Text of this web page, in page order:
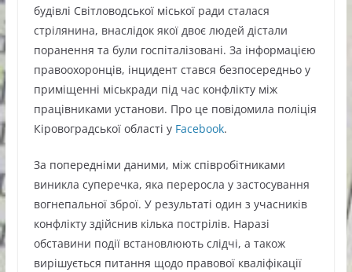
будівлі Світловодської міської ради сталася
стрілянина, внаслідок якої двоє людей дістали
поранення та були госпіталізовані. За інформацією
правоохоронців, інцидент стався безпосередньо у
приміщенні міськради під час конфлікту між
працівниками установи. Про це повідомила поліція
Кіровоградської області у Facebook.
За попередніми даними, між співробітниками
виникла суперечка, яка переросла у застосування
вогнепальної зброї. У результаті один з учасників
конфлікту здійснив кілька пострілів. Наразі
обставини події встановлюють слідчі, а також
вирішується питання щодо правової кваліфікації